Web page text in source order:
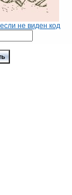
не виден код